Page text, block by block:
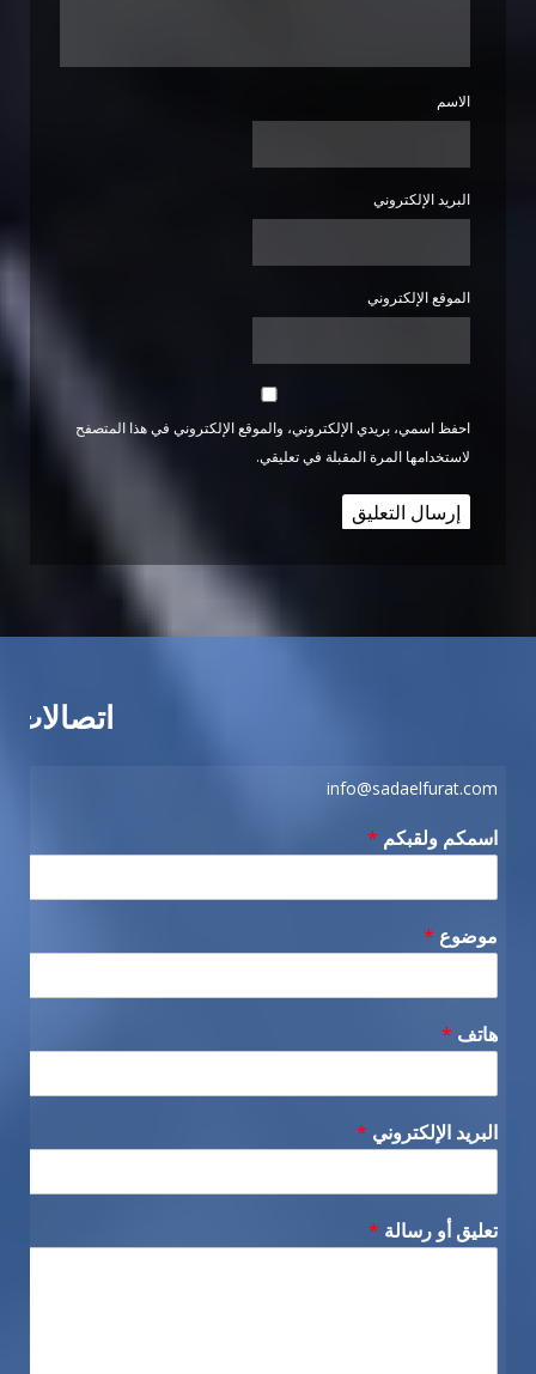
الاسم
البريد الإلكتروني
الموقع الإلكتروني
احفظ اسمي، بريدي الإلكتروني، والموقع الإلكتروني في هذا المتصفح
لاستخدامها المرة المقبلة في تعليقي.
اتصالات
info@sadaelfurat.com
اسمكم ولقبكم *
موضوع *
هاتف *
البريد الإلكتروني *
تعليق أو رسالة *